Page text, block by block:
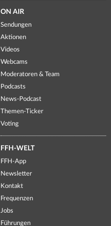
ON AIR
Sendungen
Aktionen
Videos
Webcams
Moderatoren & Team
Podcasts
News-Podcast
Themen-Ticker
Voting
FFH-WELT
FFH-App
Newsletter
Kontakt
Frequenzen
Jobs
Führungen